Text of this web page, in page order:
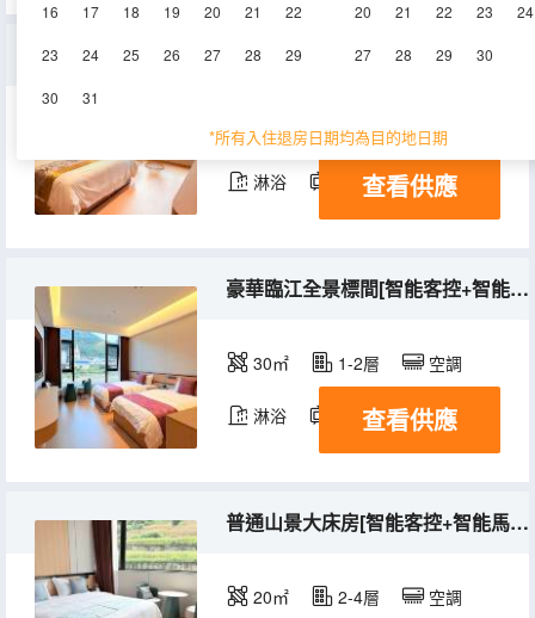
16 17 18 19 20 21 22
23 24 25 26 27 28 29
30 31
20 21 22 23 24
27 28 29 30
*所有入住退房日期均為目的地日期
28㎡ 3層 空調
淋浴 電視機
查看供應
豪華臨江全景標間[智能客控+智能馬桶+大尺寸觀景窗]
30㎡ 1-2層 空調
淋浴 電視機
查看供應
普通山景大床房[智能客控+智能馬桶+觀景]
20㎡ 2-4層 空調